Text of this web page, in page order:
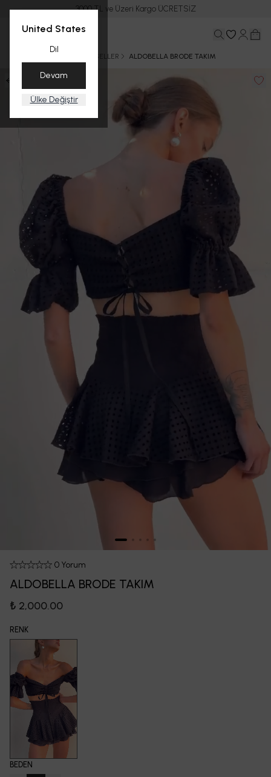
United States
Dil
Devam
Ülke Değiştir
3000 TL ve Üzeri Kargo ÜCRETSİZ
BEST SELLER ALDOBELLA BRODE TAKIM
0 Yorum
ALDOBELLA BRODE TAKIM
₺ 2,000.00
RENK
BEDEN